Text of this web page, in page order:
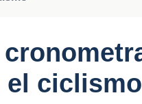
el ciclismo